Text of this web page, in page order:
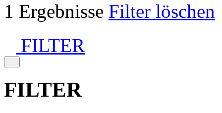
1 Ergebnisse Filter löschen
FILTER
FILTER